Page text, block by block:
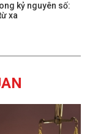
kỷ nguyên số:
xa